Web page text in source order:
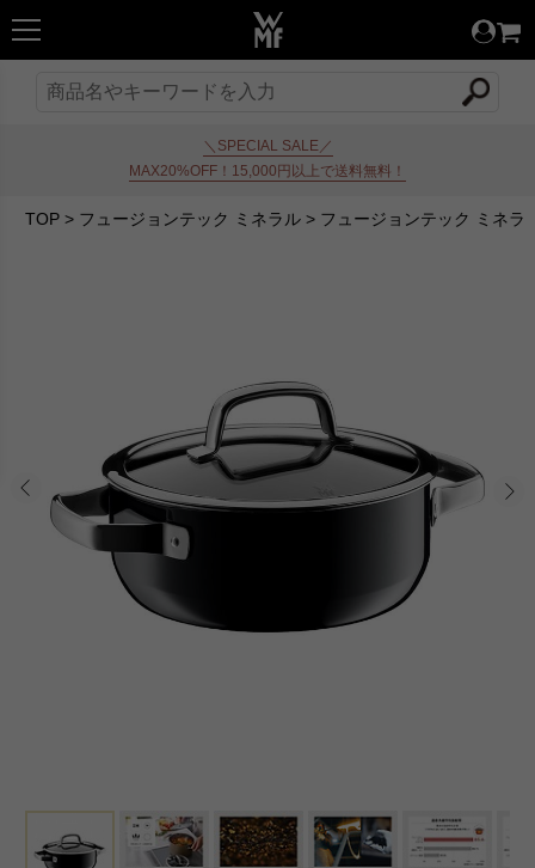
＼SPECIAL SALE／
MAX20%OFF！15,000円以上で送料無料！
TOP> フュージョンテック ミネラル> フュージョンテック ミネラ